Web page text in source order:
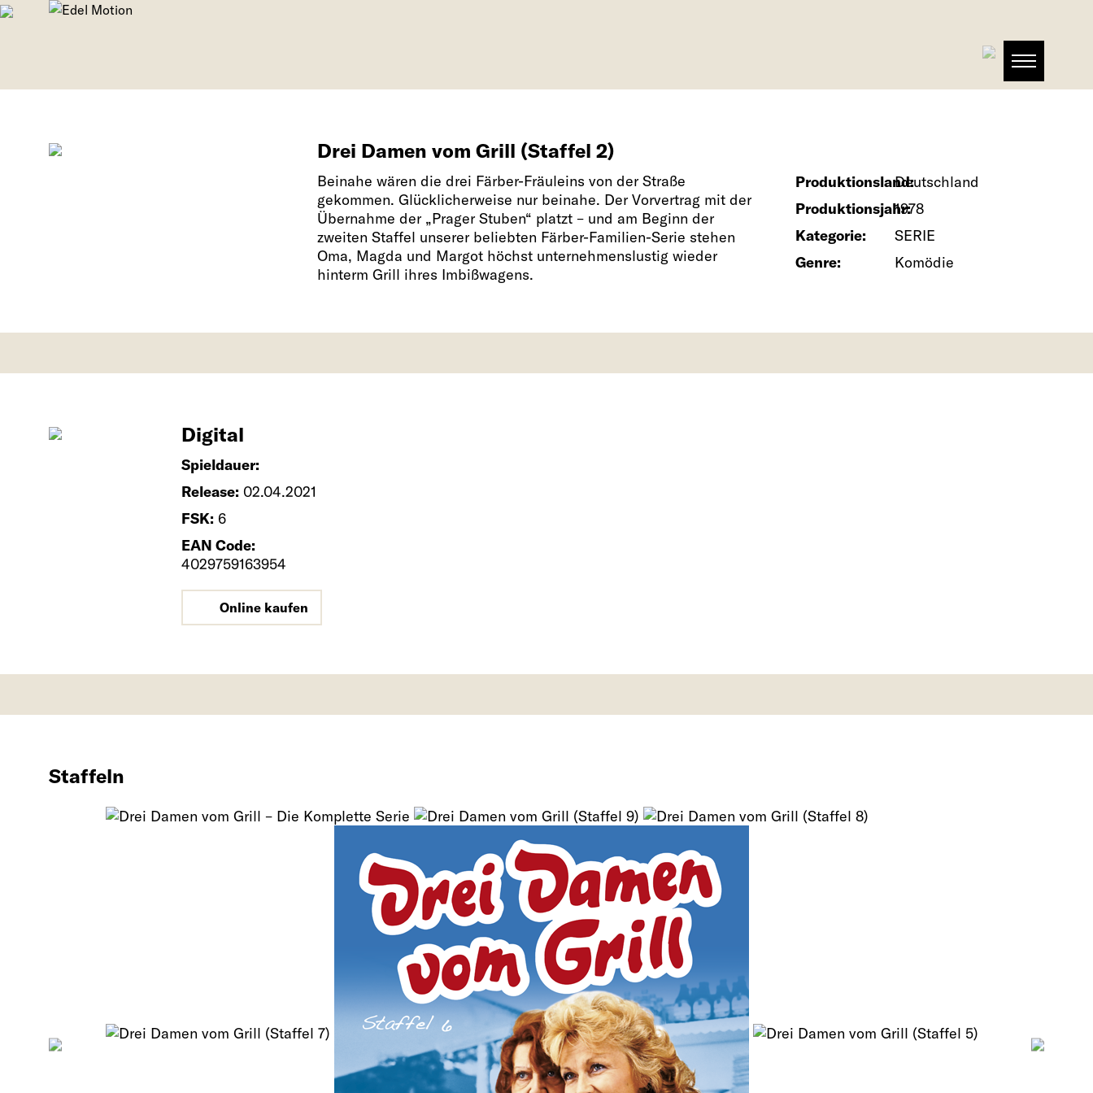
Drei Damen vom Grill (Staffel 2)
Beinahe wären die drei Färber-Fräuleins von der Straße
gekommen. Glücklicherweise nur beinahe. Der Vorvertrag mit der
Übernahme der „Prager Stuben“ platzt – und am Beginn der
zweiten Staffel unserer beliebten Färber-Familien-Serie stehen
Oma, Magda und Margot höchst unternehmenslustig wieder
hinterm Grill ihres Imbißwagens.
Produktionsland:Deutschland
Produktionsjahr:1978
Kategorie:
SERIE
Genre:
Komödie
Digital
Spieldauer:
Release: 02.04.2021
FSK: 6
EAN Code:
4029759163954
Online kaufen
Staffeln